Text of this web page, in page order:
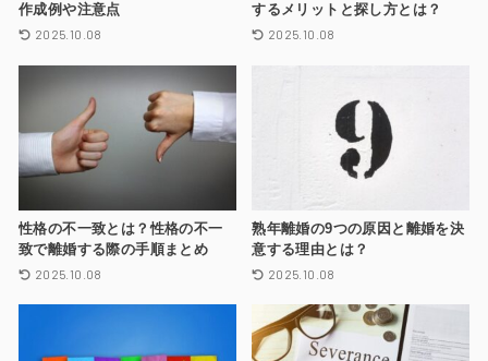
作成例や注意点
2025.10.08
するメリットと探し方とは？
2025.10.08
性格の不一致とは？性格の不一
致で離婚する際の手順まとめ
2025.10.08
熟年離婚の9つの原因と離婚を決
意する理由とは？
2025.10.08